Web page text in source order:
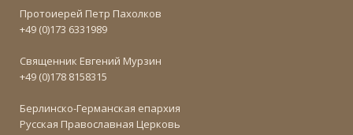
Протоиерей Петр Пахолков
+49 (0)173 6331989
Священник Евгений Мурзин
+49 (0)178 8158315
Берлинско-Германская епархия
Русская Православная Церковь